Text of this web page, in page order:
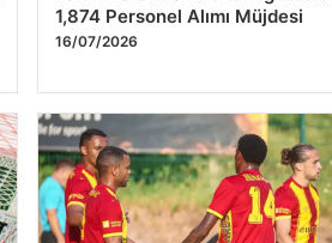
19/07/2026